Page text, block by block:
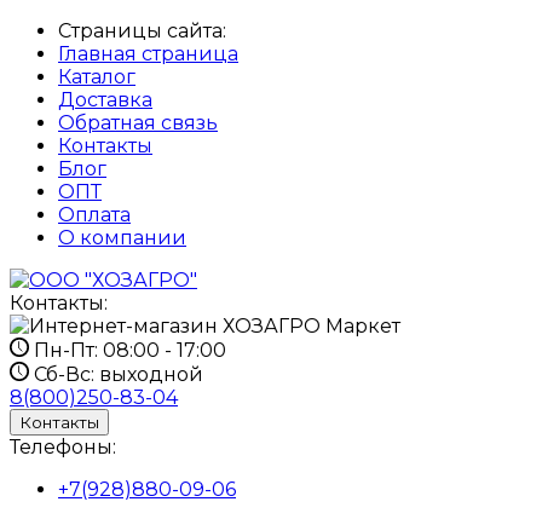
Страницы сайта:
Главная страница
Каталог
Доставка
Обратная связь
Контакты
Блог
ОПТ
Оплата
О компании
Контакты:
Пн-Пт: 08:00 - 17:00
Сб-Вс: выходной
8(800)250-83-04
Контакты
Телефоны:
+7(928)880-09-06